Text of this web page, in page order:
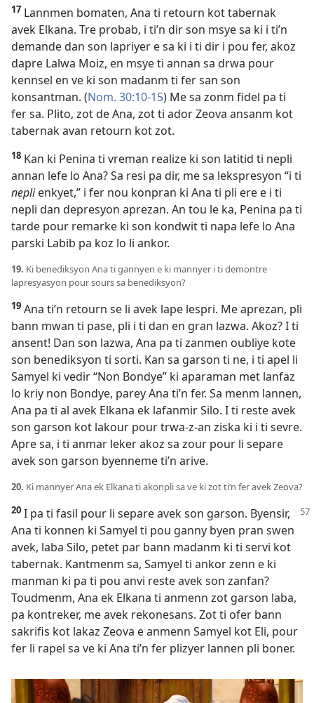
17 Lannmen bomaten, Ana ti retourn kot tabernak
avek Elkana. Tre probab, i ti’n dir son msye sa ki i ti’n
demande dan son lapriyer e sa ki i ti dir i pou fer, akoz
dapre Lalwa Moiz, en msye ti annan sa drwa pour
kennsel en ve ki son madanm ti fer san son
konsantman. (Nom. 30:10-15) Me sa zonm fidel pa ti
fer sa. Plito, zot de Ana, zot ti ador Zeova ansanm kot
tabernak avan retourn kot zot.
18 Kan ki Penina ti vreman realize ki son latitid ti nepli
annan lefe lo Ana? Sa resi pa dir, me sa lekspresyon “i ti
neplienkyet,” i fer nou konpran ki Ana ti pli ere e i ti
nepli dan depresyon aprezan. An tou le ka, Penina pa ti
tarde pour remarke ki son kondwit ti napa lefe lo Ana
parski Labib pa koz lo li ankor.
19. Ki benediksyon Ana ti gannyen e ki mannyer i ti demontre
lapresyasyon pour sours sa benediksyon?
19 Ana ti’n retourn se li avek lape lespri. Me aprezan, pli
bann mwan ti pase, pli i ti dan en gran lazwa. Akoz? I ti
ansent! Dan son lazwa, Ana pa ti zanmen oubliye kote
son benediksyon ti sorti. Kan sa garson ti ne, i ti apel li
Samyel ki vedir “Non Bondye” ki aparaman met lanfaz
lo kriy non Bondye, parey Ana ti’n fer. Sa menm lannen,
Ana pa ti al avek Elkana ek lafanmir Silo. I ti reste avek
son garson kot lakour pour trwa-z-an ziska ki i ti sevre.
Apre sa, i ti anmar leker akoz sa zour pour li separe
avek son garson byenneme ti’n arive.
20. Ki mannyer Ana ek Elkana ti akonpli sa ve ki zot ti’n fer avek Zeova?
20 I pa ti fasil pour li separe avek son garson. Byensir,
Ana ti konnen ki Samyel ti pou ganny byen pran swen
avek, laba Silo, petet par bann madanm ki ti servi kot
tabernak. Kantmenm sa, Samyel ti ankor zenn e ki
manman ki pa ti pou anvi reste avek son zanfan?
Toudmenm, Ana ek Elkana ti anmenn zot garson laba,
pa kontreker, me avek rekonesans. Zot ti ofer bann
sakrifis kot lakaz Zeova e anmenn Samyel kot Eli, pour
fer li rapel sa ve ki Ana ti’n fer plizyer lannen pli boner.